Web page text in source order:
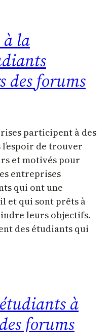
à la
des forums
participent à des
de trouver
et motivés pour
entreprises
qui ont une
et qui sont prêts à
leurs objectifs.
des étudiants qui
à
forums